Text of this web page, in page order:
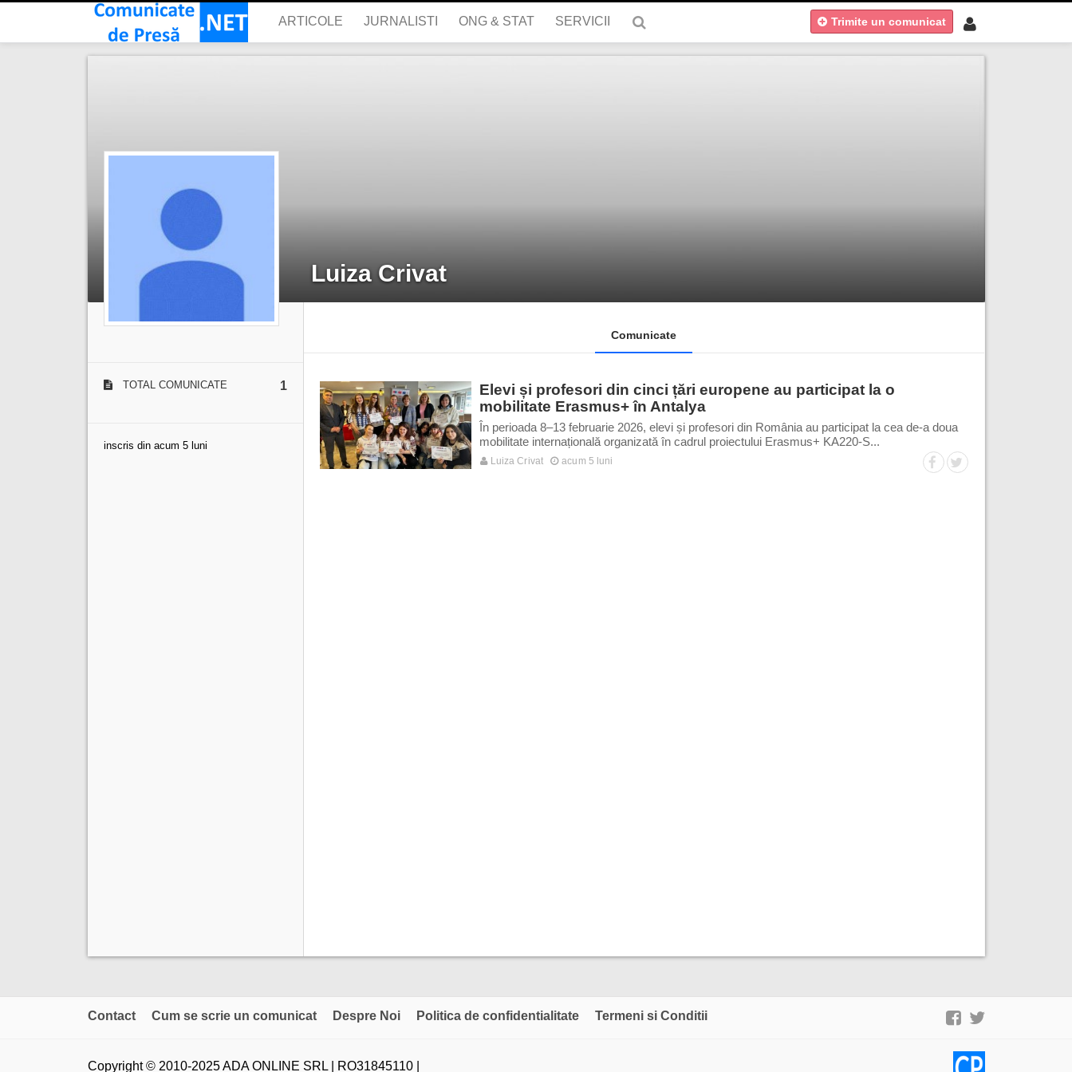
ARTICOLE JURNALISTI ONG & STAT SERVICII Trimite un comunicat
Luiza Crivat
TOTAL COMUNICATE 1
inscris din acum 5 luni
Comunicate
Elevi și profesori din cinci țări europene au participat la o
mobilitate Erasmus+ în Antalya
În perioada 8–13 februarie 2026, elevi și profesori din România au participat la cea de-a doua
mobilitate internațională organizată în cadrul proiectului Erasmus+ KA220-S...
Luiza Crivat acum 5 luni
Contact Cum se scrie un comunicat Despre Noi Politica de confidentialitate Termeni si Conditii
Copyright © 2010-2025 ADA ONLINE SRL | RO31845110 |